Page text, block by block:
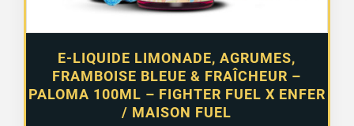
E-LIQUIDE LIMONADE, AGRUMES,
FRAMBOISE BLEUE & FRAÎCHEUR –
PALOMA 100ML – FIGHTER FUEL X ENFER
/ MAISON FUEL